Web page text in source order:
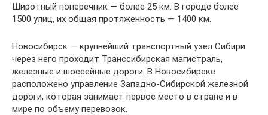
Широтный поперечник — более 25 км. В городе более
1500 улиц, их общая протяженность — 1400 км.
Новосибирск — крупнейший транспортный узел Сибири:
через него проходит Транссибирская магистраль,
железные и шоссейные дороги. В Новосибирске
расположено управление Западно-Сибирской железной
дороги, которая занимает первое место в стране и в
мире по объему перевозок.